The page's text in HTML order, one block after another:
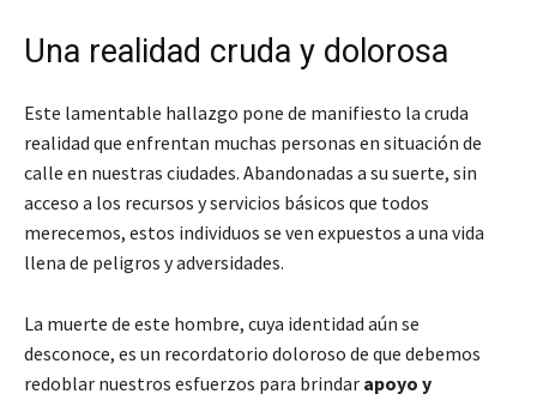
Una realidad cruda y dolorosa
Este lamentable hallazgo pone de manifiesto la cruda
realidad que enfrentan muchas personas en situación de
calle en nuestras ciudades. Abandonadas a su suerte, sin
acceso a los recursos y servicios básicos que todos
merecemos, estos individuos se ven expuestos a una vida
llena de peligros y adversidades.
La muerte de este hombre, cuya identidad aún se
desconoce, es un recordatorio doloroso de que debemos
redoblar nuestros esfuerzos para brindar apoyo y